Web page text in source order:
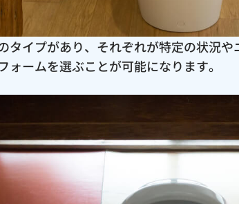
タイプがあり、それぞれが特定の状況
ームを選ぶことが可能になります。